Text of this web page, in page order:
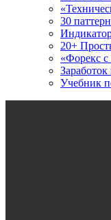
30
20+
«Форекс
Учебник